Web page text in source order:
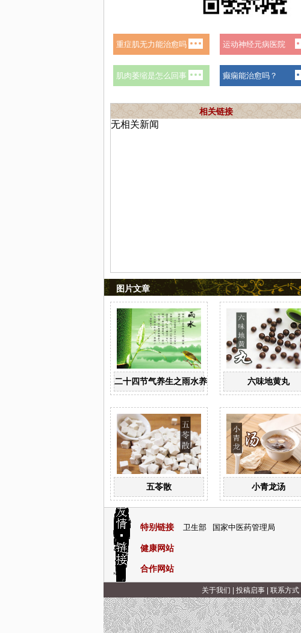
相关链接
无相关新闻
图片文章
二十四节气养生之雨水养生 六味地黄丸
五苓散 小青龙汤
特别链接 卫生部 国家中医药管理局
健康网站
合作网站
关于我们 投稿启事| 联系方式|